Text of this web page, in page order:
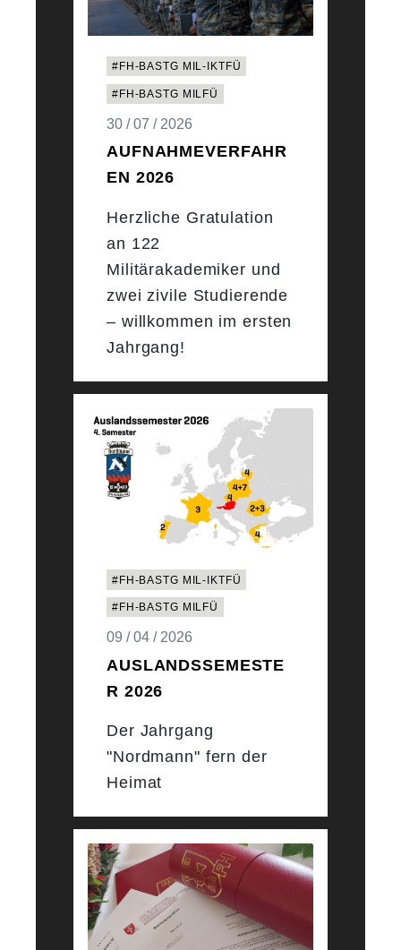
#FH-BASTG MIL-IKTFÜ
#FH-BASTG MILFÜ
30 / 07 / 2026
AUFNAHMEVERFAHR
EN 2026
Herzliche Gratulation
an 122
Militärakademiker und
zwei zivile Studierende
– willkommen im ersten
Jahrgang!
#FH-BASTG MIL-IKTFÜ
#FH-BASTG MILFÜ
09 / 04 / 2026
AUSLANDSSEMESTE
R 2026
Der Jahrgang
"Nordmann" fern der
Heimat